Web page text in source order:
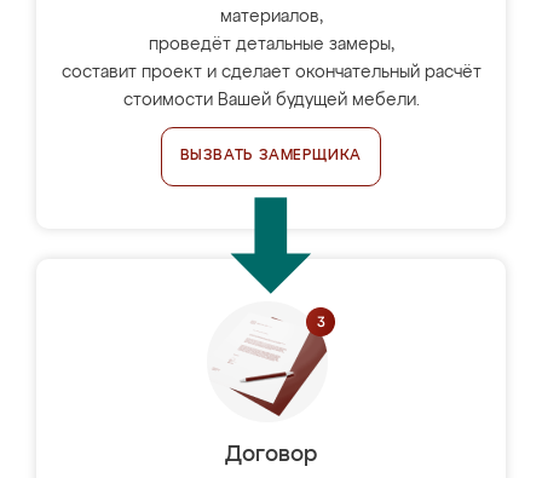
материалов,
проведёт детальные замеры,
составит проект и сделает окончательный расчёт
стоимости Вашей будущей мебели.
ВЫЗВАТЬ ЗАМЕРЩИКА
Договор